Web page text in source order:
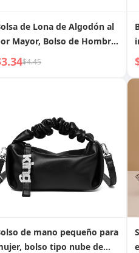
de Lona de Algodón al
Mayor, Bolso de Hombro
de Moda, Bolsos de
de Gran Capacidad
$4.45
de mano pequeño para
bolso tipo nube de